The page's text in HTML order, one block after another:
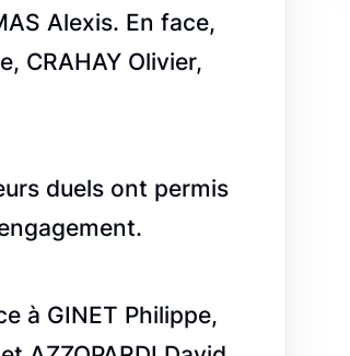
Alexis. En face,
CRAHAY Olivier,
duels ont permis
à GINET Philippe,